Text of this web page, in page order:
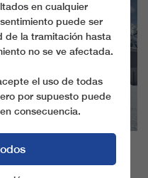
en cualquier
puede ser
de la tramitación hasta
no se ve afectada.
el uso de todas
por supuesto puede
consecuencia.